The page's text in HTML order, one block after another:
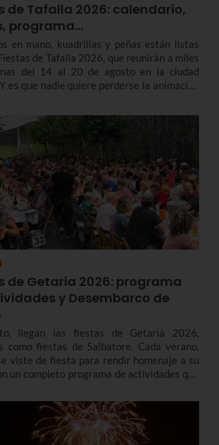
de Tafalla 2026: calendario,
programa…
en mano, kuadrillas y peñas están listas
de Tafalla 2026, que reunirán a miles
del 14 al 20 de agosto en la ciudad
es que nadie quiere perderse la animación
la esperada subida a la Salve.
de Getaria 2026: programa
y Desembarco de
llegan las fiestas de Getaria 2026,
como fiestas de Salbatore. Cada verano,
viste de fiesta para rendir homenaje a su
un completo programa de actividades que
años, un espectacular Desembarco de
este año será el día 7 de agosto.